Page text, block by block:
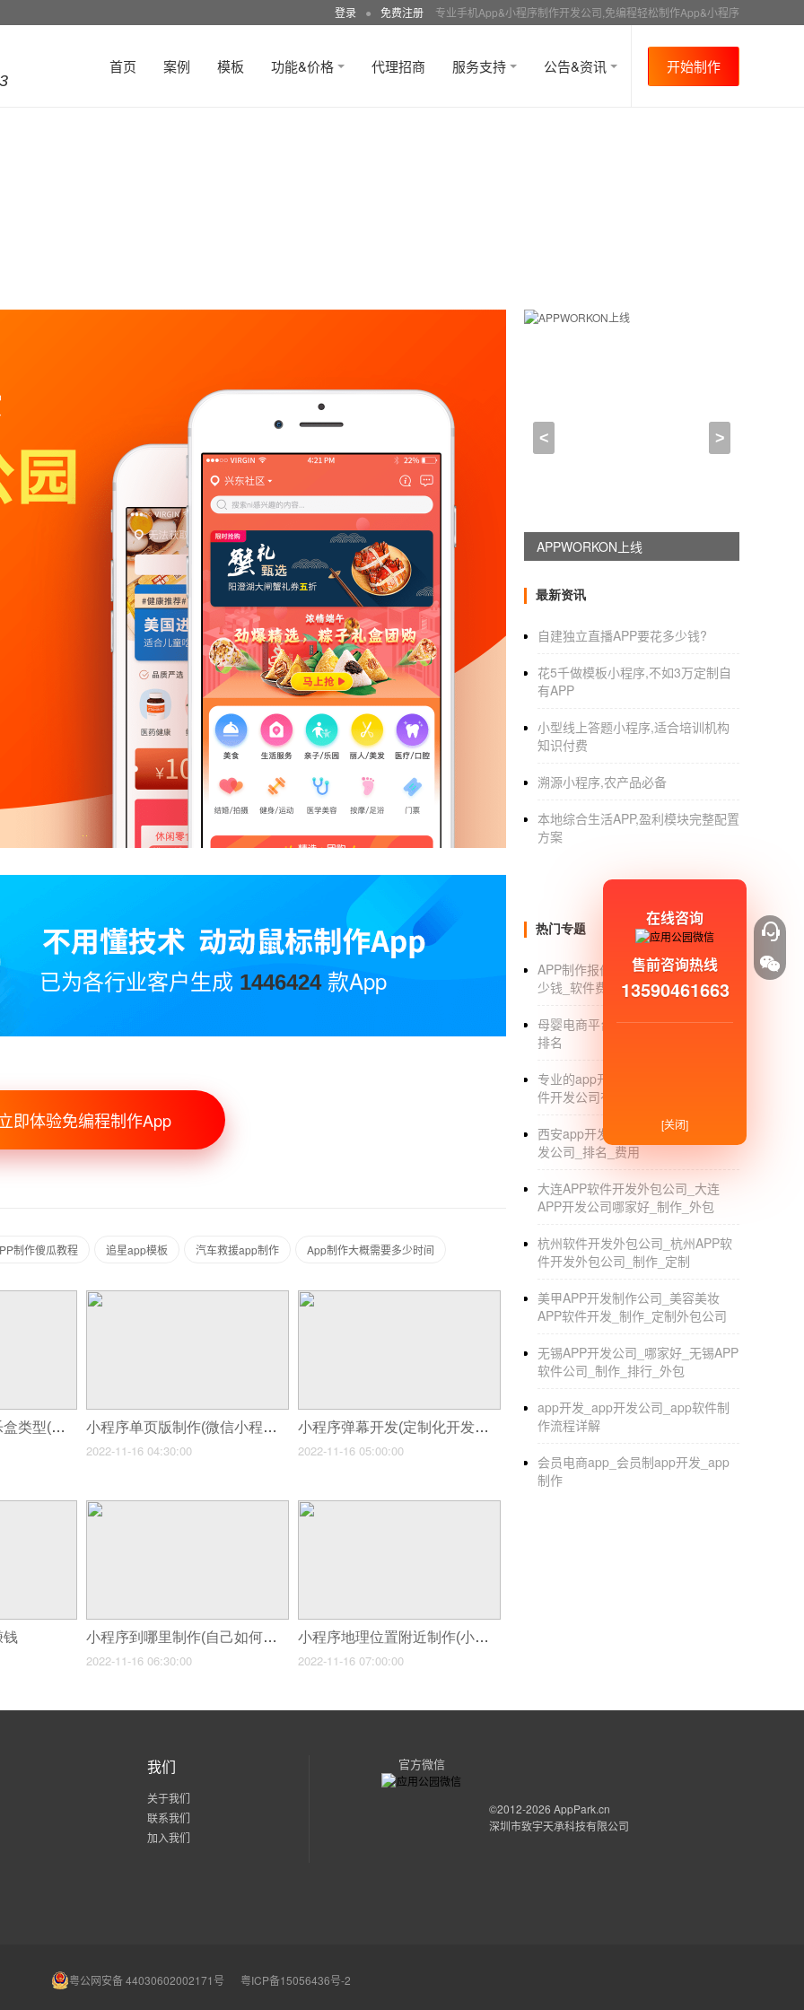
登录 ● 免费注册 专业手机App&小程序制作开发公司,免编程轻松制作App&小程序
首页 案例 模板 功能&价格 代理招商 服务支持 公告&资讯 开始制作
2021-04-24 10:15:00
凡是租房子或者买房子的人，都是特别
们下面来看看，智慧租房APP开发平台是怎
监管的触角深入到平台运营环节，假信息传
源信息需要第三方服务平台――智慧租房APP
租房平台上还推出各种特色的服务，以信任
通过这样一个服务平台，对政府、企业以及
理；而对租客来说，通过这样的服务平台，
如何选择值得信赖的
移动互联网格局初定，无论是创业者还
台水平良莠不齐，那么，如何选择一间值得
发，如果对方啥技术都说是专注的，你就得
看团队实力。首先，为了判断案例的真实性
确认他们的策划能力.其次，让他们对你有需
3.看价格是否合理，售后服务是否到位首先
问题的，不要盲目采纳低价，要把风险控制
位，一般来说，开发好APP一年内，免费维
于整个软件开发行业，希望对大家有帮助。
已为各行业客户生成 1446424款App
即体验免编程制作App
制作傻瓜教程 追星app模板 汽车救援app制作 App制作大概需要多少时间
小程序单独制作音乐盒类型(小程序商城开发制作流程) 小程序单页版制作(微信小程序怎么制作商城怎样制作自己的微信小程序微信小程序商城制作)
2022-11-16 04:30:00
小程序弹幕开发(定制化开发小程序与模板开发小程序的区别)
2022-11-16 05:00:00
钱 小程序到哪里制作(自己如何制作小程序制作小程序关键有哪些)
2022-11-16 06:30:00
小程序地理位置附近制作(小程序要怎么推广呢小程序开发好后如何推广)
2022-11-16 07:00:00
< >
APPWORKON上线
最新资讯
自建独立直播APP要花多少钱?
花5千做模板小程序,不如3万定制自
有APP
小型线上答题小程序,适合培训机构
知识付费
溯源小程序,农产品必备
本地综合生活APP,盈利模块完整配置
方案
热门专题
APP制作报价_制作一个APP要花多
少钱_软件费用_价格表
母婴电商平台_母婴电商发展_营销_
排名
专业的app开发公司_专业手机app软
件开发公司有哪些_哪家好
西安app开发制作_西安好的软件开
发公司_排名_费用
大连APP软件开发外包公司_大连
APP开发公司哪家好_制作_外包
杭州软件开发外包公司_杭州APP软
件开发外包公司_制作_定制
美甲APP开发制作公司_美容美妆
APP软件开发_制作_定制外包公司
无锡APP开发公司_哪家好_无锡APP
软件公司_制作_排行_外包
app开发_app开发公司_app软件制
作流程详解
会员电商app_会员制app开发_app
制作
我们
关于我们
联系我们
加入我们
官方微信
©2012-2026 AppPark.cn
深圳市致宇天承科技有限公司
粤公网安备 44030602002171号 粤ICP备15056436号-2
在线咨询
售前咨询热线
13590461663
[关闭]